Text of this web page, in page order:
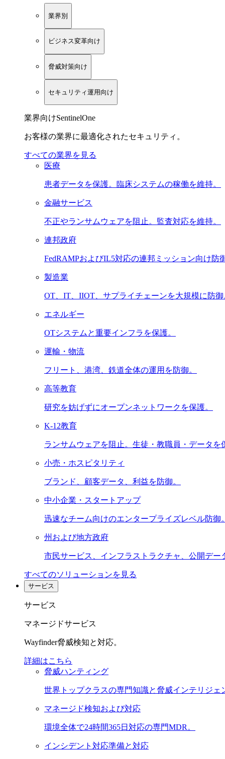
業界別
ビジネス変革向け
脅威対策向け
セキュリティ運用向け
業界向けSentinelOne
お客様の業界に最適化されたセキュリティ。
すべての業界を見る
医療
患者データを保護。臨床システムの稼働を維持。
金融サービス
不正やランサムウェアを阻止。監査対応を維持。
連邦政府
FedRAMPおよびIL5対応の連邦ミッション向け防
製造業
OT、IT、IIOT、サプライチェーンを大規模に防御
エネルギー
OTシステムと重要インフラを保護。
運輸・物流
フリート、港湾、鉄道全体の運用を防御。
高等教育
研究を妨げずにオープンネットワークを保護。
K-12教育
ランサムウェアを阻止。生徒・教職員・データを
小売・ホスピタリティ
ブランド、顧客データ、利益を防御。
中小企業・スタートアップ
迅速なチーム向けのエンタープライズレベル防御
州および地方政府
市民サービス、インフラストラクチャ、公開デー
すべてのソリューションを見る
サービス
サービス
マネージドサービス
Wayfinder脅威検知と対応。
詳細はこちら
脅威ハンティング
世界トップクラスの専門知識と脅威インテリジェ
マネージド検知および対応
環境全体で24時間365日対応の専門MDR。
インシデント対応準備と対応